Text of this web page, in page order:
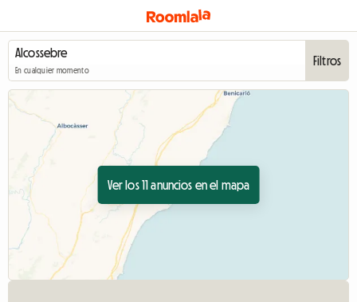
En cualquier momento
Filtros
Ver los 11 anuncios en el mapa